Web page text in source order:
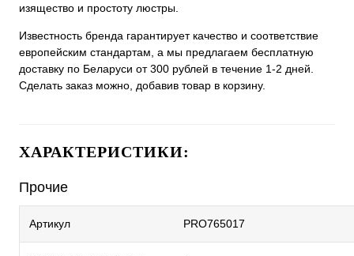
изящество и простоту люстры.
Известность бренда гарантирует качество и соответствие
европейским стандартам, а мы предлагаем бесплатную
доставку по Беларуси от 300 рублей в течение 1-2 дней.
Сделать заказ можно, добавив товар в корзину.
ХАРАКТЕРИСТИКИ:
Прочие
Артикул PRO765017